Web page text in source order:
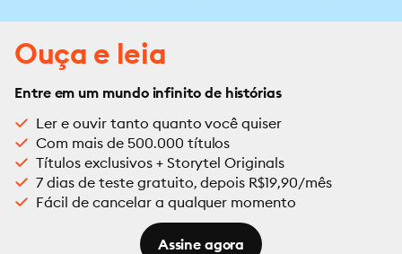
Ouça e leia
Entre em um mundo infinito de histórias
Ler e ouvir tanto quanto você quiser
Com mais de 500.000 títulos
Títulos exclusivos + Storytel Originals
7 dias de teste gratuito, depois R$19,90/mês
Fácil de cancelar a qualquer momento
Assine agora